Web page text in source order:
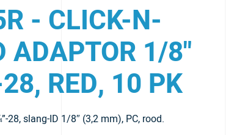
- CLICK-N-
ADAPTOR 1/8"
RED, 10 PK
slang-ID 1/8″ (3,2 mm), PC, rood.